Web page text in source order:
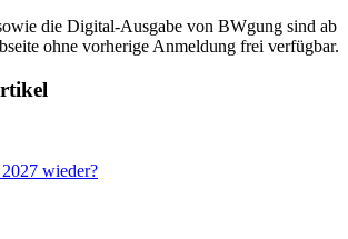
die Digital-Ausgabe von BWgung sind ab
ohne vorherige Anmeldung frei verfügbar.
wieder?